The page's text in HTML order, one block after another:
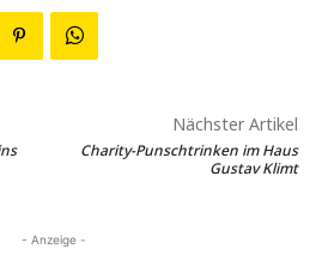
Nächster Artikel
Charity-Punschtrinken im Haus
Gustav Klimt
- Anzeige -